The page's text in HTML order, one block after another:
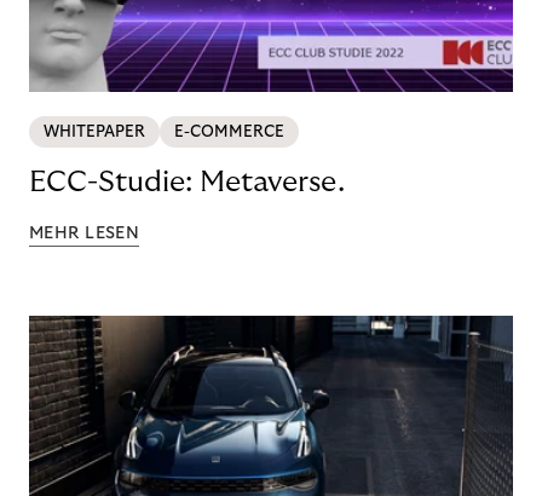
WHITEPAPER E-COMMERCE
ECC-Studie: Metaverse.
MEHR LESEN